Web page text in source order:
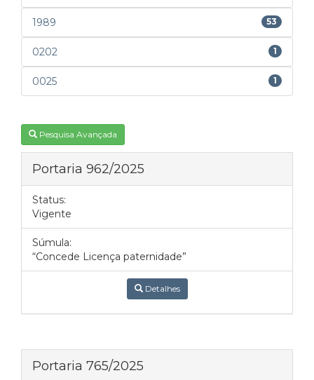
1989 53
0202 1
0025 1
Pesquisa Avançada
Portaria 962/2025
Status:
Vigente
Súmula:
“Concede Licença paternidade”
Detalhes
Portaria 765/2025